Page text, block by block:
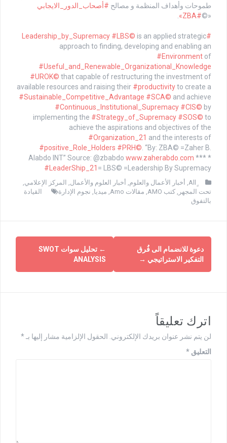
طموحات وأهداف المنظمة و مصالح #أصحاب_الدور_الايجابي
«©
#ZBA»
.
#Leadership_by_Supremacy
#LBS© is an applied strategic
approach to finding, developing and enabling an
#Environment of
#Useful_and_Renewable_Organizational_Knowledge
#UROK© that capable of restructuring the investment of
available resources and raising their#productivityto create a
#Sustainable_Competitive_Advantage #SCA© and achieve
#Continuous_Institutional_Supremacy #CIS© by
implementing the#Strategy_of_Supremacy #SOS© to
achieve the aspirations and objectives of the
#Organization_21 and the interests of
#positive_Role_Holders #PRH© . “By: ZBA© =Zaher B.
Alabdo INT” Source: @zbabdowww.zaherabdo.com *** *
#LeaderShip_21= LBS© =Leadership By Supremacy
, أخبار الأعمال والعلوم, أخبار العلوم والأعمال , المركز الإعلامي ,
تحت المجهر
كتب AMO , مقالات Amo , ميديا, نجوم الإدارة
القيادة
بالتفوق
←
تحليل سوات SWOT
ANALYSIS
دعوة للانضمام الى فُرق
التفكير الاستراتيجي →
اترك تعليقاً
لن يتم نشر عنوان بريدك الإلكتروني. الحقول الإلزامية مشار إليها بـ*
التعليق *